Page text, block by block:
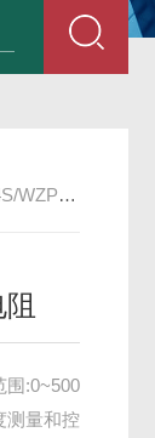
工隔爆热电阻
围:0~500
测量和控